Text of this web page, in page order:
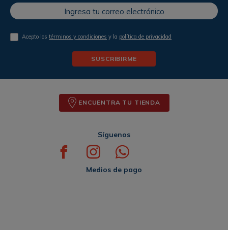
Acepto lostérminos y condiciones y la política de privacidad
SUSCRIBIRME
ENCUENTRA TU TIENDA
Síguenos
Medios de pago